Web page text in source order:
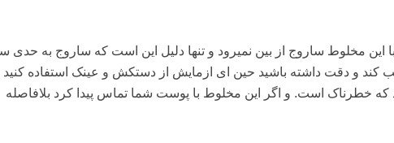
این مخلوط ساروج از بین نمیرود و تنها دلیل این است که ساروج به
کند و دقت داشته باشید حین ای ازمایش از دستکش و عینک استفاده کنید
خطرناک است. و اگر این مخلوط با پوست شما تماس پیدا کرد بلافاصله